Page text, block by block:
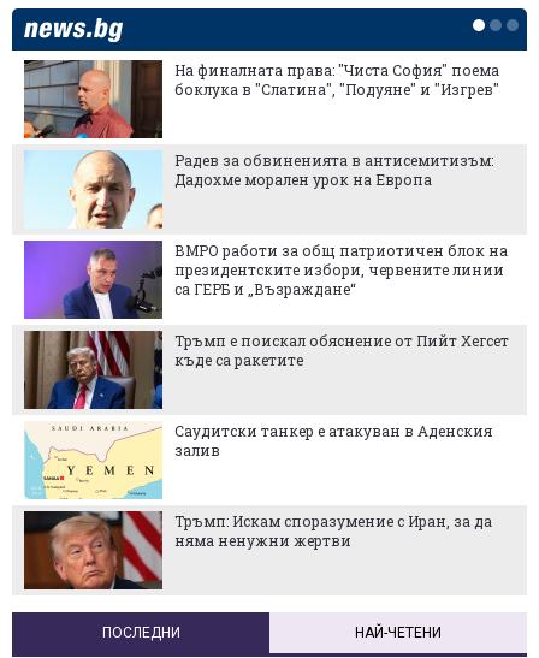
На финалната права: "Чиста София" поема
боклука в "Слатина", "Подуяне" и "Изгрев"
Радев за обвиненията в антисемитизъм:
Дадохме морален урок на Европа
ВМРО работи за общ патриотичен блок на
президентските избори, червените линии
са ГЕРБ и „Възраждане“
Тръмп е поискал обяснение от Пийт Хегсет
къде са ракетите
Саудитски танкер е атакуван в Аденския
залив
Тръмп: Искам споразумение с Иран, за да
няма ненужни жертви
ПОСЛЕДНИ НАЙ-ЧЕТЕНИ